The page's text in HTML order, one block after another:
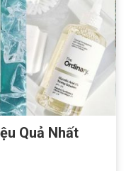
Quả Nhất